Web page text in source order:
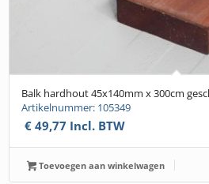
Balk hardhout 45x140mm x 300cm
Artikelnummer: 105349
€ 49,77 Incl. BTW
Toevoegen aan winkelwagen